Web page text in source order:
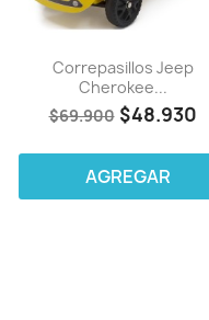
Correpasillos Jeep
Cherokee...
$69.900 $48.930
AGREGAR